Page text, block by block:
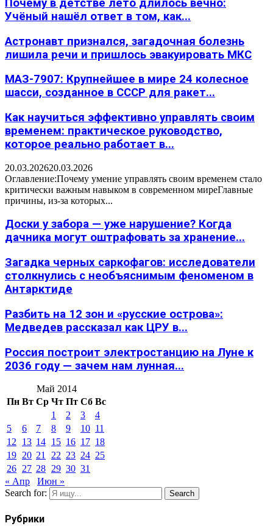
Почему в детстве лето длилось вечно:
Учёный нашёл ответ в том, как...
Астронавт признался, загадочная болезнь
лишила речи и пришлось эвакуировать МКС
МАЗ-7907: Крупнейшее в мире 24 колесное
шасси, созданное в СССР для ракет...
Как научиться эффективно управлять своим
временем: практическое руководство,
которое реально работает в...
20.03.202620.03.2026
Оглавление:Почему умение управлять своим временем стало
критически важным навыком в современном миреГлавные
причины, из-за которых...
Доски у забора — уже нарушение? Когда
дачника могут оштрафовать за хранение...
Загадка черных саркофагов: исследователи
столкнулись с необъяснимым феноменом в
Антарктиде
Разбить на 12 зон и «русские острова»:
Медведев рассказал как ЦРУ в...
Россия построит электростанцию на Луне к
2036 году — зачем нам лунная...
Май 2014
Пн Вт Ср Чт Пт Сб Вс
1
2 3
4
5
6 7 8 9 10 11
12
13 14 15 16 17 18
19 20 21 22 23 24 25
26 27 28 29 30 31
« Апр
Июн »
Search for:
Search
Рубрики